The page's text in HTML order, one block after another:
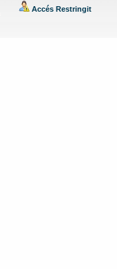
Accés Restringit